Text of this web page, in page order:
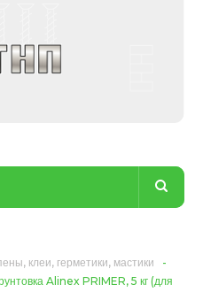
клеи, герметики, мастики
-
Alinex PRIMER, 5 кг (для